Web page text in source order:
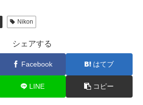
Nikon
シェアする
Facebook はてブ
LINE コピー